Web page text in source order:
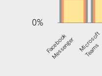
0%
Facebook
Messenger Microsoft
Teams